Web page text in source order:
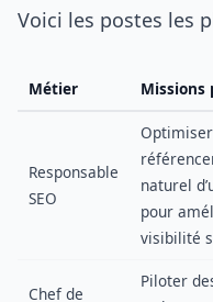
Voici les postes les
Métier Missions
Responsable
SEO
naturel
pour
visibilité
Chef de
Piloter